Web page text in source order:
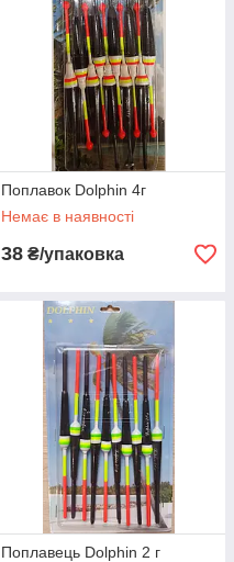
Поплавок Dolphin 4г
Немає в наявності
38 ₴/упаковка
Поплавець Dolphin 2 г